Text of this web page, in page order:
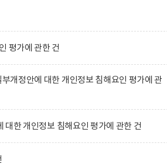
평가에 관한 건
개정안에 대한 개인정보 침해요인 평가에 관
대한 개인정보 침해요인 평가에 관한 건